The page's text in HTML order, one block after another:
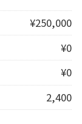
¥250,000
¥0
¥0
2,400